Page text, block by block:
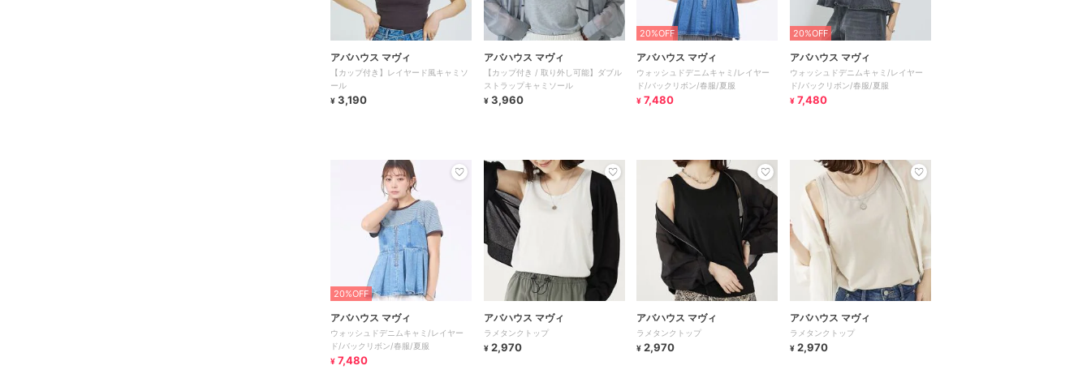
アバハウス マヴィ
【カップ付き】レイヤード風キャミソ
ール
¥ 3,190
アバハウス マヴィ
【カップ付き / 取り外し可能】ダブル
ストラップキャミソール
¥ 3,960
20%OFF
アバハウス マヴィ
ウォッシュドデニムキャミ/レイヤー
ド/バックリボン/春服/夏服
¥ 7,480
20%OFF
アバハウス マヴィ
ウォッシュドデニムキャミ/レイヤー
ド/バックリボン/春服/夏服
¥ 7,480
20%OFF
アバハウス マヴィ
ウォッシュドデニムキャミ/レイヤー
ド/バックリボン/春服/夏服
¥ 7,480
アバハウス マヴィ
ラメタンクトップ
¥ 2,970
アバハウス マヴィ
ラメタンクトップ
¥ 2,970
アバハウス マヴィ
ラメタンクトップ
¥ 2,970